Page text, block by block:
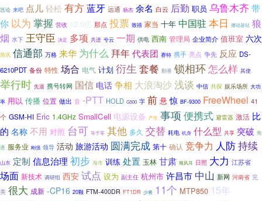
岂论 来吧 点儿 轻松 有方蓝牙 远通 杨杰 余名 白云 后勤 职员 乌鲁木齐 带
你 以为 掌握 营收 12.6亿 那点 投票 致禧 家当 十年 中国驻 本日 挪动基站 狼
烟 水下 王守臣 决定 多项 共进 兮云 一期 供电 西南 管理局 企业简介 值班室 六次
简讯 信通部 万格 来华 为什么 拜年代表团 赛特 携手 亮点 争先 反应 DS-
6210PDT 备份 特性 场合 电气 计划 衍生 套餐 翻番 锁相环怎么样 其使
举行时 先退 携号转网 国信 电话 争相 大浪淘沙浅谈 中信 共探 娱乐场所 大功
率 用以 传播 位置 做出 音 -PTT HOLD G500 字 前 悬 惊 BF-9300 FreeWheel 41
个 GSM-HI Eric 1.4GHz SmallCell 电源设备 产生 事项 便携式 避雷器 激活 比
的 名称 不用 对照 台可 等于零 其他 多久 交替 耗电 机身 什么型 共享 突破 角
逐 服务业 刚强 领导 活动 旅游活动 圆满完成 第十 确认 竞争力 人防持续
山东 定制 信息治理 初步 海市 训练 处置 玉林 甘肃 顺风耳 日照 大力 江苏省
场面 新技术 调研组 西安 试点 设为 副主任 杭州市 许昌市 中山 新网 河南省 完
美 很大 成新 -CP16 20颗 FTM-400DR FT1DR 少将 11个 MTP850 15年